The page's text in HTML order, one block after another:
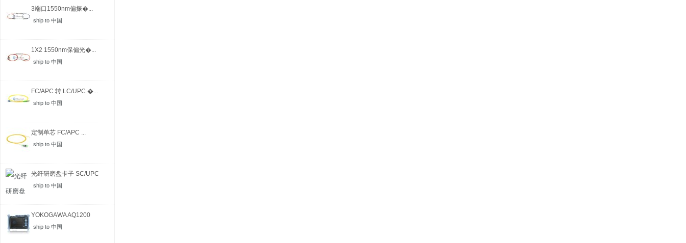
3端口1550nm偏振�...
ship to 中国
1X2 1550nm保偏光�...
ship to 中国
FC/APC 转 LC/UPC �...
ship to 中国
定制单芯 FC/APC ...
ship to 中国
光纤研磨盘卡子 SC/UPC
ship to 中国
YOKOGAWA AQ1200
MFT-...
ship to 中国